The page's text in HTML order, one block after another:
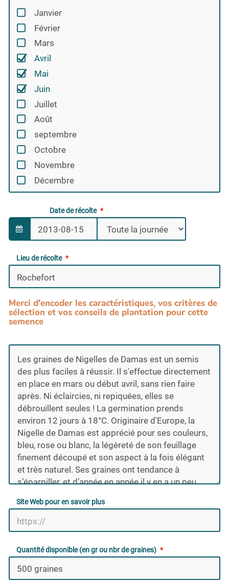
Janvier
Février
Mars
Avril
Mai
Juin
Juillet
Août
septembre
Octobre
Novembre
Décembre
Date de récolte
Lieu de récolte
Merci d'encoder les caractéristiques, vos critères de
sélection et vos conseils de plantation pour cette
semence
Site Web pour en savoir plus
Quantité disponible (en gr ou nbr de graines)